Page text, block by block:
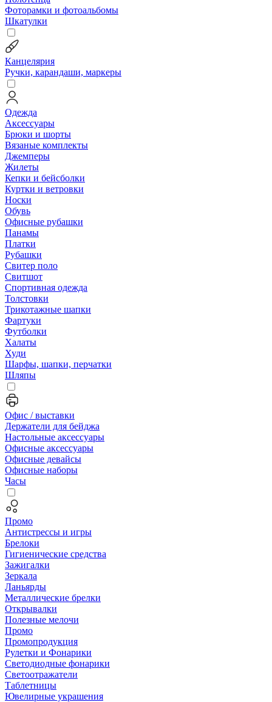
Фоторамки и фотоальбомы
Шкатулки
Канцелярия
Ручки, карандаши, маркеры
Одежда
Аксессуары
Брюки и шорты
Вязаные комплекты
Джемперы
Жилеты
Кепки и бейсболки
Куртки и ветровки
Носки
Обувь
Офисные рубашки
Панамы
Платки
Рубашки
Свитер поло
Свитшот
Спортивная одежда
Толстовки
Трикотажные шапки
Фартуки
Футболки
Халаты
Худи
Шарфы, шапки, перчатки
Шляпы
Офис / выставки
Держатели для бейджа
Настольные аксессуары
Офисные аксессуары
Офисные девайсы
Офисные наборы
Часы
Промо
Антистрессы и игры
Брелоки
Гигиенические средства
Зажигалки
Зеркала
Ланьярды
Металлические брелки
Открывалки
Полезные мелочи
Промо
Промопродукция
Рулетки и Фонарики
Светодиодные фонарики
Светоотражатели
Таблетницы
Ювелирные украшения